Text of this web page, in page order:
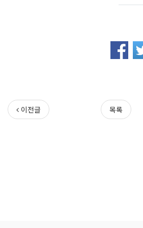
이전글 목록